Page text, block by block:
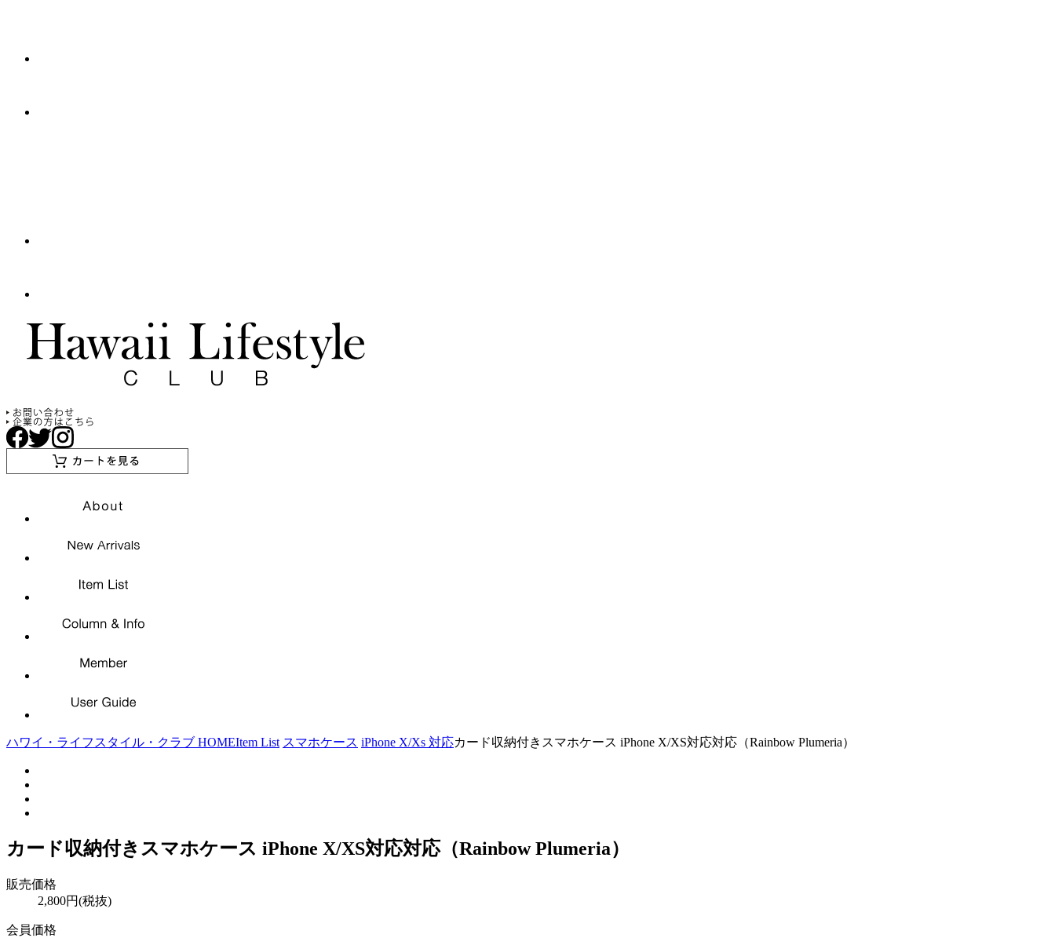
ハワイ・ライフスタイル・クラブ HOMEItem List スマホケース iPhone X/Xs 対応カード収納付きスマホケース iPhone X/XS対応対応（Rainbow Plumeria）
カード収納付きスマホケース iPhone X/XS対応対応（Rainbow Plumeria）
販売価格
2,800円(税抜)
会員価格